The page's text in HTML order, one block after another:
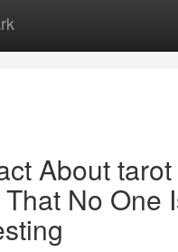
About
No One